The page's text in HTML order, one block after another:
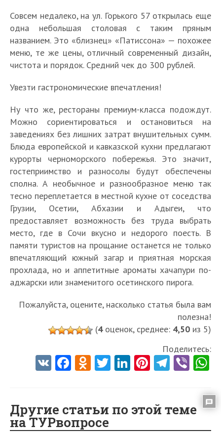
Совсем недалеко, на ул. Горького 57 открылась еще
одна небольшая столовая с таким пряным
названием. Это «близнец» «Патиссона» — похожее
меню, те же цены, отличный современный дизайн,
чистота и порядок. Средний чек до 300 рублей.
Увезти гастрономические впечатления!
Ну что же, рестораны премиум-класса подождут.
Можно сориентироваться и остановиться на
заведениях без лишних затрат внушительных сумм.
Блюда европейской и кавказской кухни предлагают
курорты черноморского побережья. Это значит,
гостеприимство и разносолы будут обеспечены
сполна. А необычное и разнообразное меню так
тесно переплетается в местной кухне от соседства
Грузии, Осетии, Абхазии и Адыгеи, что
предоставляет возможность без труда выбрать
место, где в Сочи вкусно и недорого поесть. В
памяти туристов на прощание останется не только
впечатляющий южный загар и приятная морская
прохлада, но и аппетитные ароматы хачапури по-
аджарски или знаменитого осетинского пирога.
Пожалуйста, оцените, насколько статья была вам
полезна!
(4оценок, среднее: 4,50 из 5)
Поделитесь:
V Fa
o
o
O
o
kl
T
er
Li
dI
n
Pi
es
t
Te
a
m
Vi
er
Другие статьи по этой теме
на ТУРвопросе